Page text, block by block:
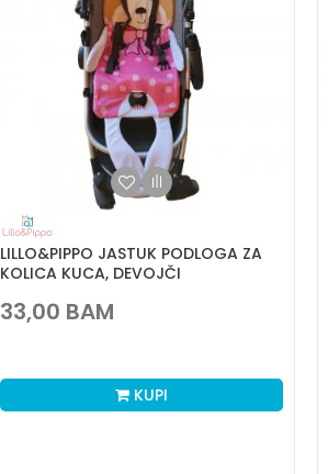
LILLO&PIPPO JASTUK PODLOGA ZA
KOLICA KUCA, DEVOJČI
33,00 BAM
KUPI